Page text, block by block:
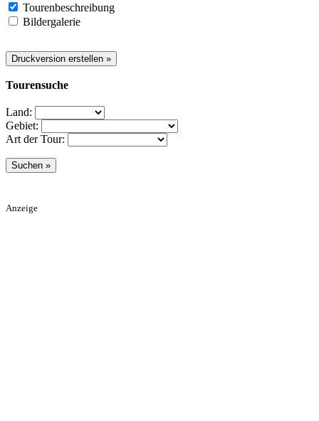
Tourenbeschreibung
Bildergalerie
Tourensuche
Land:
Gebiet:
Art der Tour:
Anzeige